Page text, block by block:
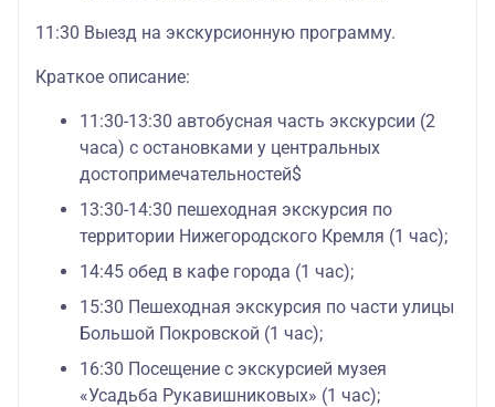
11:30 Выезд на экскурсионную программу.
Краткое описание:
11:30-13:30 автобусная часть экскурсии (2
часа) с остановками у центральных
достопримечательностей$
13:30-14:30 пешеходная экскурсия по
территории Нижегородского Кремля (1 час);
14:45 обед в кафе города (1 час);
15:30 Пешеходная экскурсия по части улицы
Большой Покровской (1 час);
16:30 Посещение с экскурсией музея
«Усадьба Рукавишниковых» (1 час);